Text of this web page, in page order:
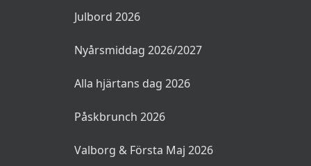
Julbord 2026
Nyårsmiddag 2026/2027
Alla hjärtans dag 2026
Påskbrunch 2026
Valborg & Första Maj 2026